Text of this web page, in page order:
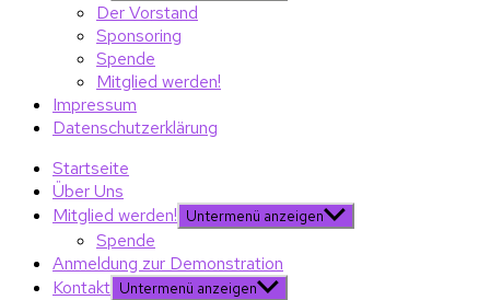
Der Vorstand
Sponsoring
Spende
Mitglied werden!
Impressum
Datenschutzerklärung
Startseite
Über Uns
Mitglied werden! Untermenü anzeigen
Spende
Anmeldung zur Demonstration
Kontakt Untermenü anzeigen